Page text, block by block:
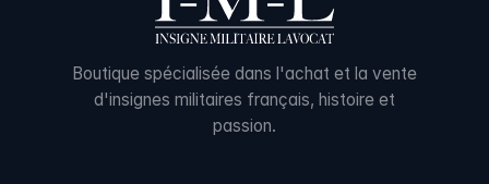
Boutique spécialisée dans l'achat et la vente
d'insignes militaires français, histoire et
passion.